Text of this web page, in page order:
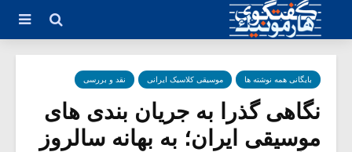
بایگانی همه نوشته ها موسیقی کلاسیک ایرانی نقد و بررسی
نگاهی گذرا به جریان بندی های
موسیقی ایران؛ به بهانه سالروز